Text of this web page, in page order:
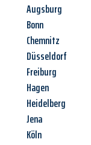
Augsburg
Bonn
Chemnitz
Düsseldorf
Freiburg
Hagen
Heidelberg
Jena
Köln